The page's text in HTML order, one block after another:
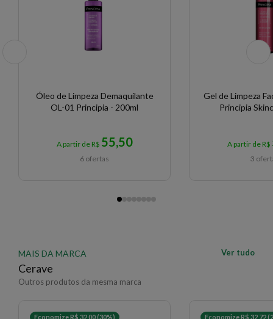
Óleo de Limpeza Demaquilante
OL-01 Principia - 200ml
A partir de R$ 55,50
6 ofertas
Gel de Limpeza
Principia
A partir de R$
3
MAIS DA MARCA
Cerave
Outros produtos da mesma marca
Ver tudo
Economize R$ 32,00 (30%) Economize R$ 32,72